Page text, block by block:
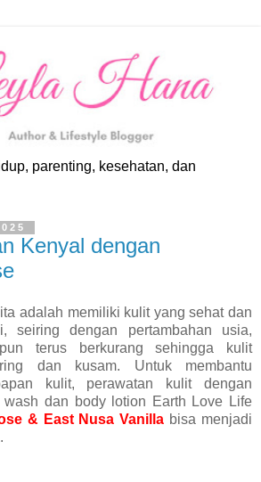
parenting, kesehatan, dan
Kenyal dengan
adalah memiliki kulit yang sehat dan
seiring dengan pertambahan usia,
terus berkurang sehingga kulit
dan kusam. Untuk membantu
kulit, perawatan kulit dengan
wash dan body lotion Earth Love Life
& East Nusa Vanilla bisa menjadi